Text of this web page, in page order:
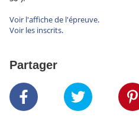
Voir l'affiche de l'épreuve.
Voir les inscrits.
Partager